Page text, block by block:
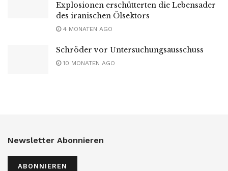
Explosionen erschütterten die Lebensader
des iranischen Ölsektors
4 MONATEN AGO
Schröder vor Untersuchungsausschuss
10 MONATEN AGO
Newsletter Abonnieren
ABONNIEREN